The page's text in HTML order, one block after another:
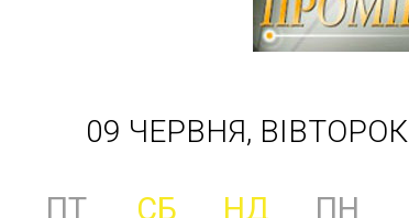
09 ЧЕРВНЯ, ВІВТОРОК
ПТ СБ НД ПН